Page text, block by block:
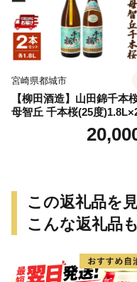
宮崎県都城市
【柳田酒造】山田錦千本
母智丘 千本桜(25度
≪みやこんじょ特急便
この返礼品を
こんな返礼品